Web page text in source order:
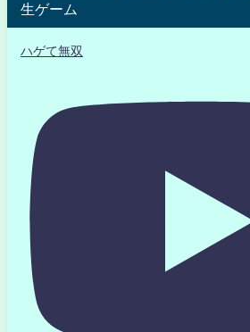
生ゲーム
ハゲて無双